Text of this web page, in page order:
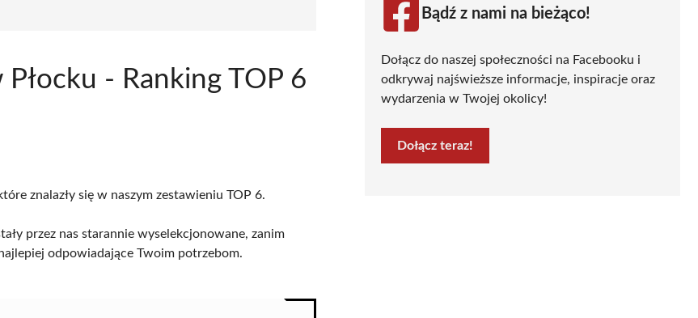
- Ranking TOP 6
znalazły się w naszym zestawieniu TOP 6.
przez nas starannie wyselekcjonowane, zanim
odpowiadające Twoim potrzebom.
Bądź z nami na bieżąco!
Dołącz do naszej społeczności na Facebooku i
odkrywaj najświeższe informacje, inspiracje oraz
wydarzenia w Twojej okolicy!
Dołącz teraz!